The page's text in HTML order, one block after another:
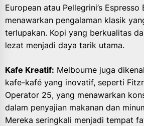
European atau Pellegrini’s Espresso
menawarkan pengalaman klasik
terlupakan. Kopi yang berkualitas
lezat menjadi daya tarik utama.
Kafe Kreatif: Melbourne juga
kafe-kafé yang inovatif, seperti
Operator 25, yang menawarkan
dalam penyajian makanan dan
Mereka seringkali menjadi tempat